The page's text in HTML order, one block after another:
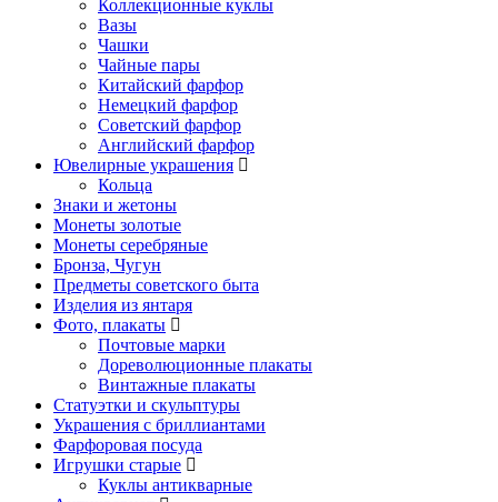
Коллекционные куклы
Вазы
Чашки
Чайные пары
Китайский фарфор
Немецкий фарфор
Советский фарфор
Английский фарфор
Ювелирные украшения
Кольца
Знаки и жетоны
Монеты золотые
Монеты серебряные
Бронза, Чугун
Предметы советского быта
Изделия из янтаря
Фото, плакаты
Почтовые марки
Дореволюционные плакаты
Винтажные плакаты
Статуэтки и скульптуры
Украшения с бриллиантами
Фарфоровая посуда
Игрушки старые
Куклы антикварные